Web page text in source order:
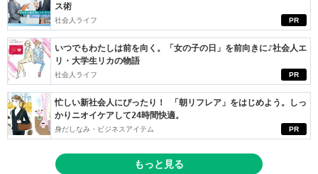
PR
ス術
社会人ライフ
PR
いつでもわたしは前を向く。「女の子の日」を前向きに♪社会人エ
リ・大学生リカの物語
社会人ライフ
PR
忙しい新社会人にぴったり！ 「朝リフレア」をはじめよう。しっ
かりニオイケアして24時間快適。
身だしなみ・ビジネスアイテム
もっと見る